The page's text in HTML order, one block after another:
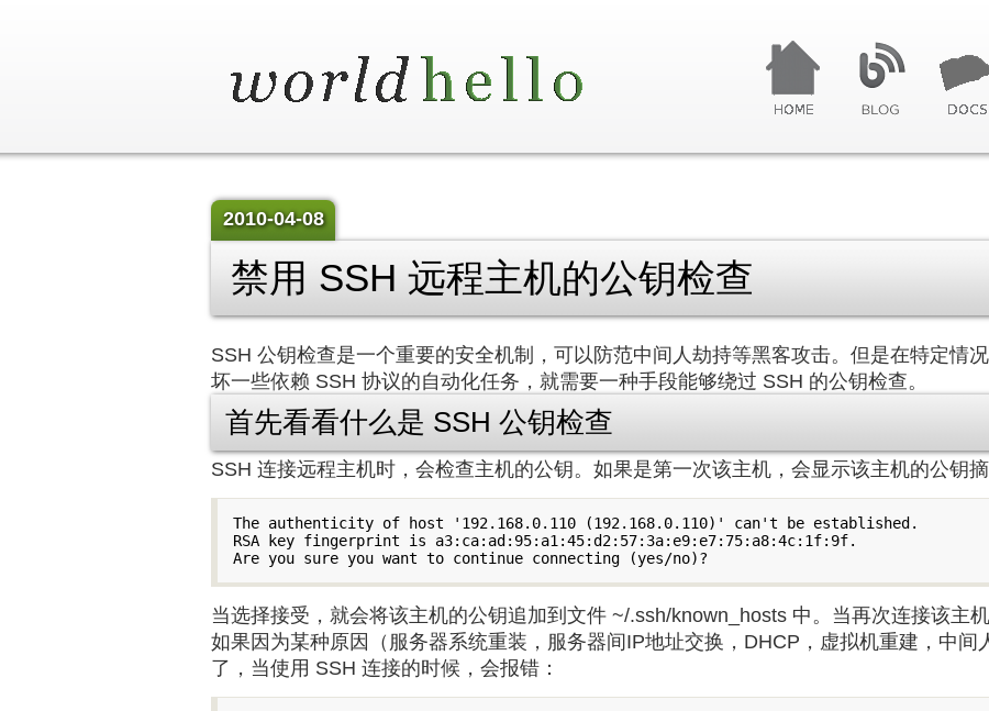
2010-04-08
禁用 SSH 远程主机的公钥检查
SSH 公钥检查是一个重要的安全机制，可以防范中间人劫持等黑客攻击。但是在特定情
坏一些依赖 SSH 协议的自动化任务，就需要一种手段能够绕过 SSH 的公钥检查。
首先看看什么是 SSH 公钥检查
SSH 连接远程主机时，会检查主机的公钥。如果是第一次该主机，会显示该主机的公钥
The authenticity of host '192.168.0.110 (192.168.0.110)' can't be established.
RSA key fingerprint is a3:ca:ad:95:a1:45:d2:57:3a:e9:e7:75:a8:4c:1f:9f.
当选择接受，就会将该主机的公钥追加到文件 ~/.ssh/known_hosts 中。当再次连接该主
如果因为某种原因（服务器系统重装，服务器间IP地址交换，DHCP，虚拟机重建，中间
了，当使用 SSH 连接的时候，会报错：